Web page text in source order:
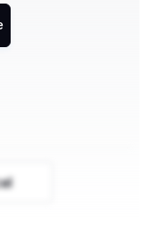
ପୁଣି ସମୃଦ୍ଧ କରି
ପେଣ୍ଠସ୍ଥଳୀରେ
ଇତିହାସ ସହିତ
ସୃଷ୍ଟ ସମସ୍ତ
ଓଡ଼ିଶାର